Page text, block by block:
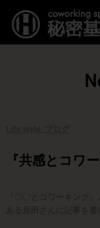
ス
『共感とコワ
『〇〇とコワーキング
ある原田さんに記事を